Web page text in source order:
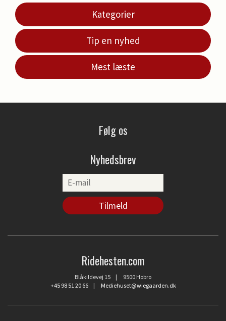
Kategorier
Tip en nyhed
Mest læste
Følg os
Nyhedsbrev
Ridehesten.com
Blåkildevej 15 | 9500 Hobro
+45 98 51 20 66| Mediehuset@wiegaarden.dk